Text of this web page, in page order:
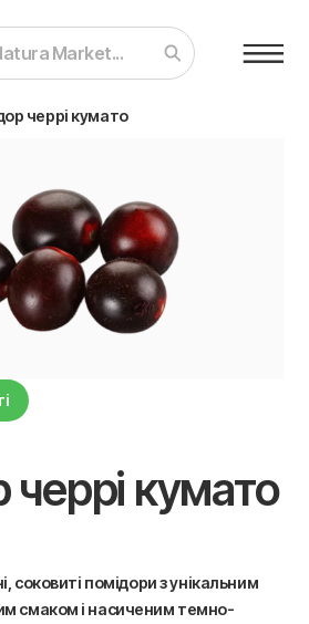
черрі кумато
черрі кумато
соковиті помідори з унікальним
смаком і насиченим темно-